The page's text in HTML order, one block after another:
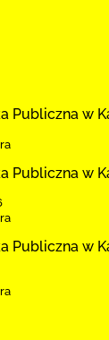
Publiczna w
Publiczna w
Publiczna w